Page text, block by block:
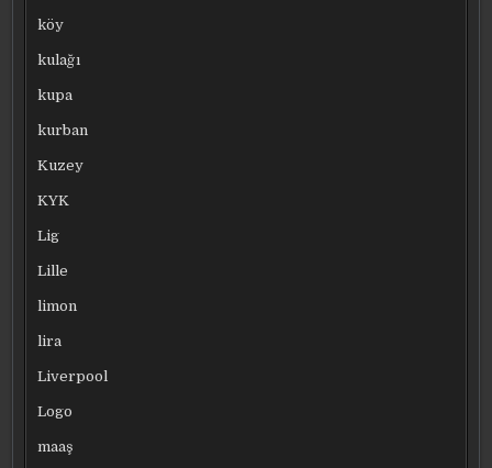
köy
kulağı
kupa
kurban
Kuzey
KYK
Lig
Lille
limon
lira
Liverpool
Logo
maaş